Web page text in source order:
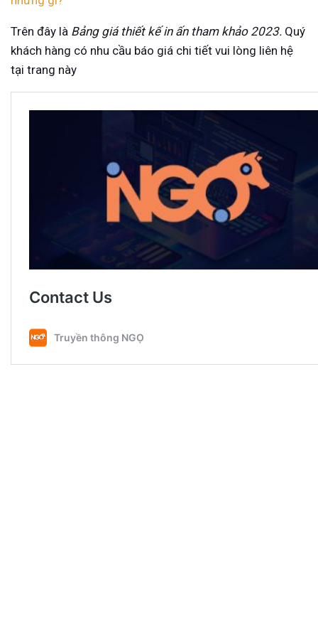
Trên đây là Bảng giá thiết kế in ấn tham khảo 2023. Quý
khách hàng có nhu cầu báo giá chi tiết vui lòng liên hệ
tại trang này